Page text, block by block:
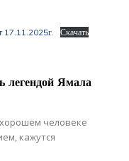
17.11.2025г. Скачать
легендой Ямала
человеке
кажутся